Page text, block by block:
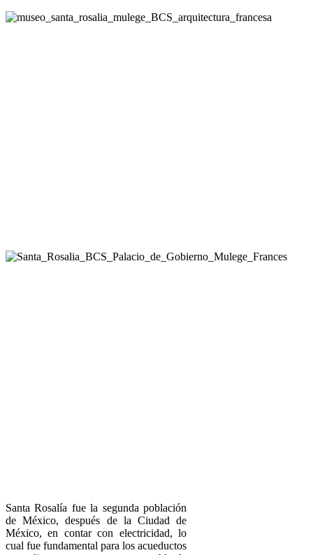
Santa Rosalía fue la segunda población
de México, después de la Ciudad de
México, en contar con electricidad, lo
cual fue fundamental para los acueductos